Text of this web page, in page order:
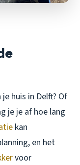
huis in Delft? Of
je je af hoe lang
kan
en het
voor